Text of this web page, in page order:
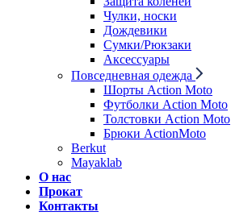
Чулки, носки
Дождевики
Сумки/Рюкзаки
Аксессуары
Повседневная одежда
Шорты Action Moto
Футболки Action Moto
Толстовки Action Moto
Брюки ActionMoto
Berkut
Mayaklab
О нас
Прокат
Контакты